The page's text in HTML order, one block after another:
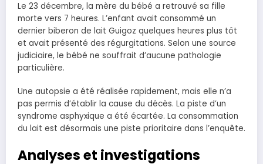
Le 23 décembre, la mère du bébé a retrouvé sa fille
morte vers 7 heures. L’enfant avait consommé un
dernier biberon de lait Guigoz quelques heures plus tôt
et avait présenté des régurgitations. Selon une source
judiciaire, le bébé ne souffrait d’aucune pathologie
particulière.
Une autopsie a été réalisée rapidement, mais elle n’a
pas permis d’établir la cause du décès. La piste d’un
syndrome asphyxique a été écartée. La consommation
du lait est désormais une piste prioritaire dans l’enquête.
Analyses et investigations